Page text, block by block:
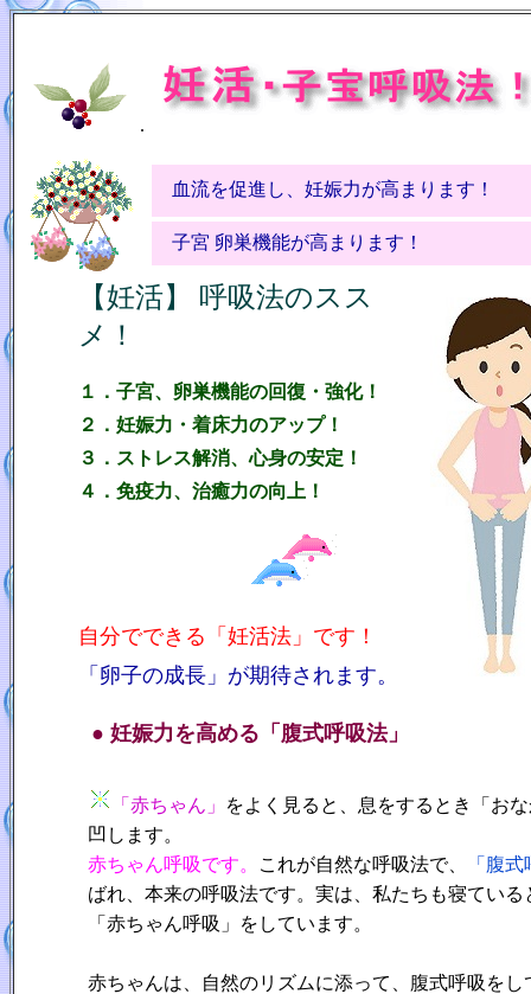
.
血流を促進し、妊娠力が高まります！
子宮 卵巣機能が高まります！
【妊活】 呼吸法のスス
メ！
１ ． 子宮、卵巣機能の回復・強化！
２ ． 妊娠力・着床力のアップ！
３ ． ストレス解消、心身の安定！
４ ． 免疫力、治癒力の向上！
自分でできる「妊活法」です！
「卵子の成長」が期待されます。
● 妊娠力を高める「腹式呼吸法」
「赤ちゃん」
をよく見ると、息をするとき「お
凹します。
赤ちゃん呼吸です。
これが自然な呼吸法で、
「腹
ばれ、本来の呼吸法です。実は、私たちも寝ている
「赤ちゃん呼吸」をしています。
赤ちゃんは、自然のリズムに添って、腹式呼吸をし